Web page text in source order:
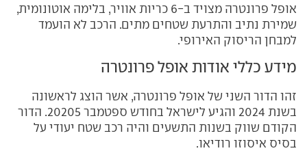
אופל פרונטרה מצויד ב-6 כריות אוויר, בלימה אוטונומית,
שמירת נתיב והתרעת שטחים מתים. הרכב לא הועמד
למבחן הריסוק האירופי.
מידע כללי אודות אופל פרונטרה
זהו הדור השני של אופל פרונטרה, אשר הוצג לראשונה
בשנת 2024 והגיע לישראל בחודש ספטמבר 20205. הדור
הקודם שווק בשנות התשעים והיה רכב שטח יעודי על
בסיס איסוזו רודיאו.